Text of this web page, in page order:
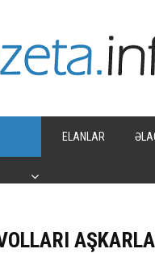
ELANLAR